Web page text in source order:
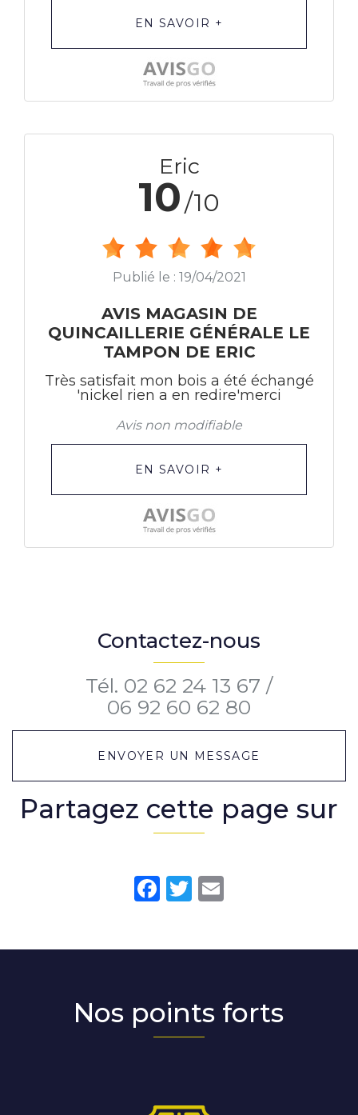
EN SAVOIR +
Eric
10/10
Publié le : 19/04/2021
AVIS MAGASIN DE
QUINCAILLERIE GÉNÉRALE LE
TAMPON DE ERIC
Très satisfait mon bois a été échangé
'nickel rien a en redire'merci
Avis non modifiable
EN SAVOIR +
Contactez-nous
Tél. 02 62 24 13 67 /
06 92 60 62 80
ENVOYER UN MESSAGE
Partagez cette page sur
Facebook
Twitter
Nos points forts